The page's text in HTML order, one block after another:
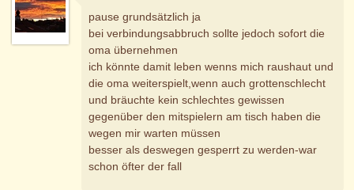
pause grundsätzlich ja
bei verbindungsabbruch sollte jedoch sofort die
oma übernehmen
ich könnte damit leben wenns mich raushaut und
die oma weiterspielt,wenn auch grottenschlecht
und bräuchte kein schlechtes gewissen
gegenüber den mitspielern am tisch haben die
wegen mir warten müssen
besser als deswegen gesperrt zu werden-war
schon öfter der fall